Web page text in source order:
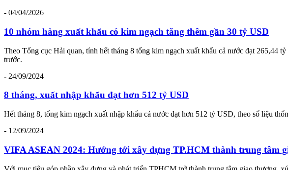
- 04/04/2026
10 nhóm hàng xuất khẩu có kim ngạch tăng thêm gần 30 tỷ USD
Theo Tổng cục Hải quan, tính hết tháng 8 tổng kim ngạch xuất khẩu cả nước đạt
trước.
- 24/09/2024
8 tháng, xuất nhập khẩu đạt hơn 512 tỷ USD
Hết tháng 8, tổng kim ngạch xuất nhập khẩu cả nước đạt hơn 512 tỷ USD, theo số liệu
- 12/09/2024
VIFA ASEAN 2024: Hướng tới xây dựng TP.HCM thành trung tâm